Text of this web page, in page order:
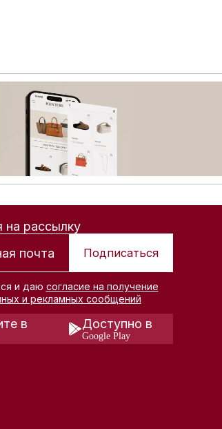
брендовых товаров: больше
на рассылку
Подписаться
и даю согласие на получение
и рекламных сообщений
в Доступно в
Google Play